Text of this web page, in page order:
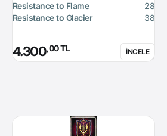
Resistance to Flame
28
Resistance to Glacier
38
4.300,00 TL İNCELE